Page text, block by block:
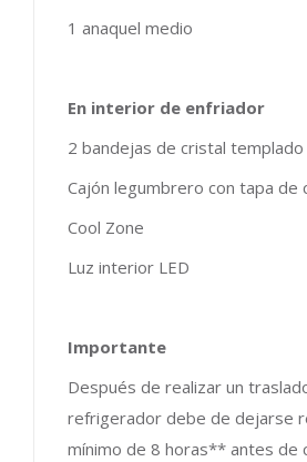
1 anaquel medio
En interior de enfriador
2 bandejas de cristal templado
Cajón legumbrero con tapa de
Cool Zone
Luz interior LED
Importante
Después de realizar un
refrigerador debe de dejarse
mínimo de 8 horas** antes de